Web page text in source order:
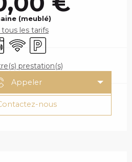
(meublé)
tous les tarifs
vaisselle
WiFi Parking
prestation(s)
Appeler
nous